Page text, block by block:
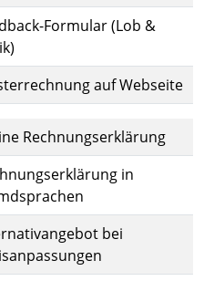
Formular (Lob &
auf Webseite
Rechnungserklärung
in
bei